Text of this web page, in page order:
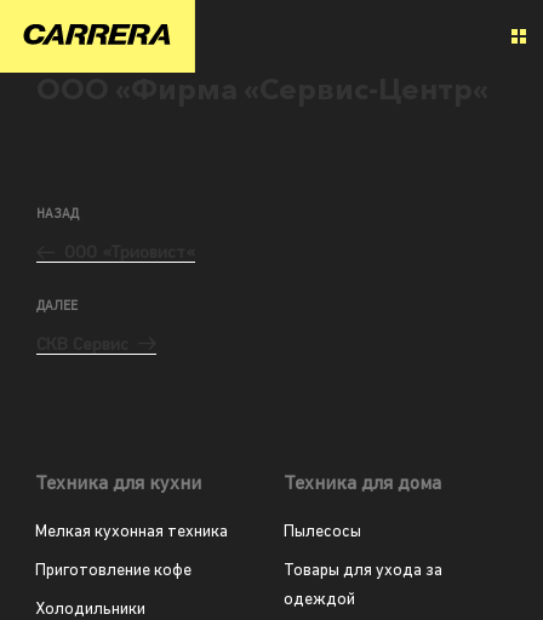
НАЗАД
ДАЛЕЕ
Техника для кухни
Мелкая кухонная техника
Приготовление кофе
Холодильники
Техника для дома
Пылесосы
Товары для ухода за
одеждой